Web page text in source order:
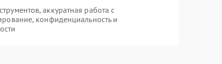
аккуратная работа с
конфиденциальность и